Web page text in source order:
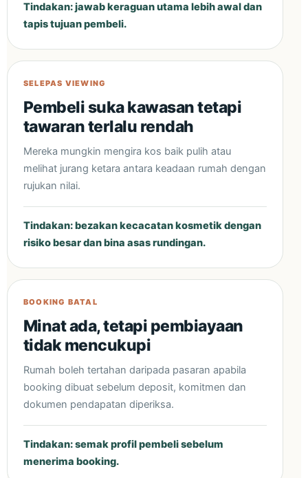
Tindakan: jawab keraguan utama lebih awal dan
tapis tujuan pembeli.
SELEPAS VIEWING
Pembeli suka kawasan tetapi
tawaran terlalu rendah
Mereka mungkin mengira kos baik pulih atau
melihat jurang ketara antara keadaan rumah dengan
rujukan nilai.
Tindakan: bezakan kecacatan kosmetik dengan
risiko besar dan bina asas rundingan.
BOOKING BATAL
Minat ada, tetapi pembiayaan
tidak mencukupi
Rumah boleh tertahan daripada pasaran apabila
booking dibuat sebelum deposit, komitmen dan
dokumen pendapatan diperiksa.
Tindakan: semak profil pembeli sebelum
menerima booking.